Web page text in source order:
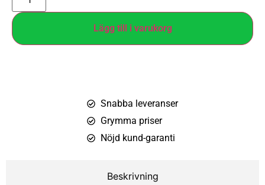
Lägg till i varukorg
Snabba leveranser
Grymma priser
Nöjd kund-garanti
Beskrivning